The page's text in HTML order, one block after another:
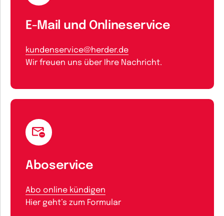
E-Mail und Onlineservice
kundenservice@herder.de
Wir freuen uns über Ihre Nachricht.
Aboservice
Abo online kündigen
Hier geht’s zum Formular